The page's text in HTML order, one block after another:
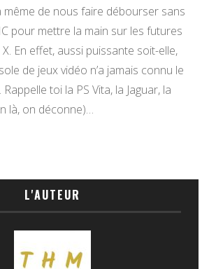
même de nous faire débourser sans
pour mettre la main sur les futures
En effet, aussi puissante soit-elle,
de jeux vidéo n’a jamais connu le
toi la PS Vita, la Jaguar, la
là, on déconne)…
L'AUTEUR